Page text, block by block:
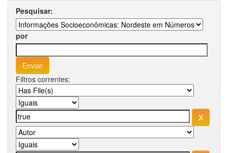
Pesquisar:
por
Filtros correntes: